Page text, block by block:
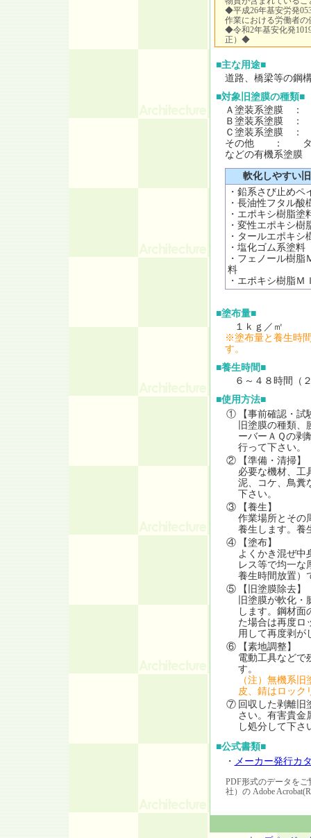
◆平成26年基安労発
作業における労働者
◆令和2年基安化発
正）◆
■主な用途■
道路、橋梁等の鋼
■対象旧塗膜の種類■
Ａ塗装系塗膜 ：
Ｂ塗装系塗膜 ：
Ｃ塗装系塗膜 ：
その他 ： タール
などの有機系塗膜
軟化しやすい
・鉛系さび止めペ
・長油性フタル酸
・エポキシ樹脂塗
・変性エポキシ樹
・タールエポキシ
・塩化ゴム系塗料
・フェノール樹脂
料
・エポキシ樹脂Ｍ
■塗布量■
１ｋｇ／㎡
※塗布量と養生時
す。
■養生時間■
６～４８時間（
■使用方法■
①
【事前確認・試
旧塗膜の種類
ーバーＡＱの剥
行って下さい。
②
【準備・清掃】
必要な機材、工
泥、コケ、鳥糞
下さい。
③
【養生】
作業場所とその
養生します。養
④
【塗布】
よくかき混ぜ中
レス等で均一な
養生時間放置）
⑤
【旧塗膜除去】
旧塗膜が軟化
します。鋼材面
た場合は再度ロ
用して再度剥が
⑥
【素地調整】
電動工具などで
す。
（注）無機系
皮、錆はロック
⑦ 回収した剥離旧
さい。有害貴金
し処分して下さ
■公式書類■
・ メーカー発行カ
PDF形式のデータをご
社）の Adobe